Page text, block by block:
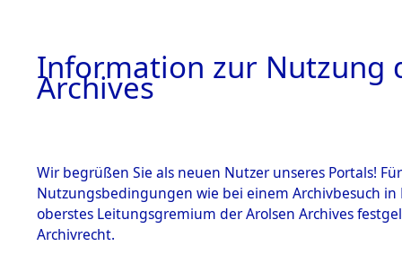
Information zur Nutzung
Archives
Wir begrüßen Sie als neuen Nutzer unseres Portals!
Nutzungsbedingungen wie bei einem Archivbesuch
oberstes Leitungsgremium der Arolsen Archives
Archivrecht.